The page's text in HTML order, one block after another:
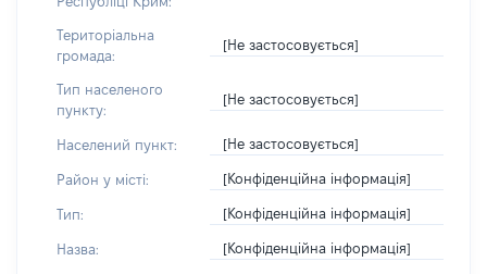
Територіальна
громада:
[Не застосовується]
Тип населеного
пункту:
[Не застосовується]
Населений пункт: [Не застосовується]
Район у місті: [Конфіденційна інформація]
Тип: [Конфіденційна інформація]
Назва: [Конфіденційна інформація]